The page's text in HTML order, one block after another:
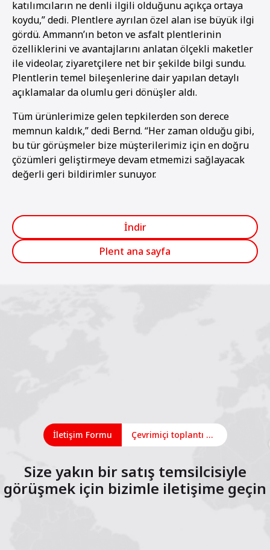
katılımcıların ne denli ilgili olduğunu açıkça ortaya
koydu,” dedi. Plentlere ayrılan özel alan ise büyük ilgi
gördü. Ammann’ın beton ve asfalt plentlerinin
özelliklerini ve avantajlarını anlatan ölçekli maketler
ile videolar, ziyaretçilere net bir şekilde bilgi sundu.
Plentlerin temel bileşenlerine dair yapılan detaylı
açıklamalar da olumlu geri dönüşler aldı.
Tüm ürünlerimize gelen tepkilerden son derece
memnun kaldık,” dedi Bernd. “Her zaman olduğu gibi,
bu tür görüşmeler bize müşterilerimiz için en doğru
çözümleri geliştirmeye devam etmemizi sağlayacak
değerli geri bildirimler sunuyor.
İndir
Plent ana sayfa
İletişim Formu Çevrimiçi toplantı planlayın
Size yakın bir satış temsilcisiyle
görüşmek için bizimle iletişime geçin